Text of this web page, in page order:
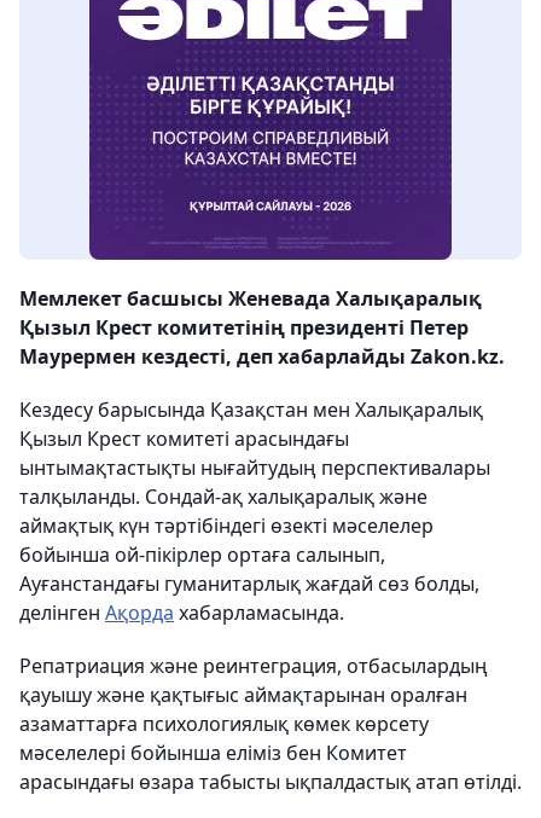
Мемлекет басшысы Женевада Халықаралық
Қызыл Крест комитетінің президенті Петер
Маурермен кездесті, деп хабарлайды Zakon.kz.
Кездесу барысында Қазақстан мен Халықаралық
Қызыл Крест комитеті арасындағы
ынтымақтастықты нығайтудың перспективалары
талқыланды. Сондай-ақ халықаралық және
аймақтық күн тәртібіндегі өзекті мәселелер
бойынша ой-пікірлер ортаға салынып,
Ауғанстандағы гуманитарлық жағдай сөз болды,
делінген Ақорда хабарламасында.
Репатриация және реинтеграция, отбасылардың
қауышу және қақтығыс аймақтарынан оралған
азаматтарға психологиялық көмек көрсету
мәселелері бойынша еліміз бен Комитет
арасындағы өзара табысты ықпалдастық атап өтілді.